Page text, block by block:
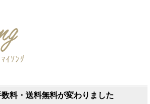
料・送料無料が変わりました